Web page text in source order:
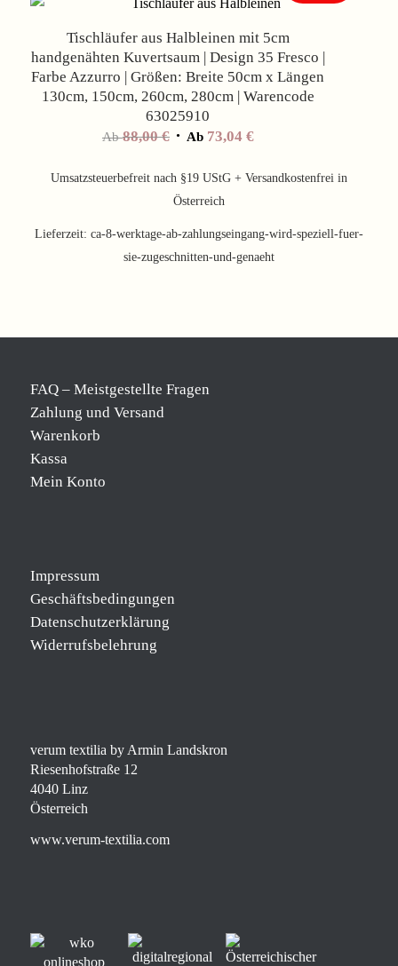
Tischläufer aus Halbleinen mit 5cm
handgenähten Kuvertsaum | Design 35 Fresco |
Farbe Azzurro | Größen: Breite 50cm x Längen
130cm, 150cm, 260cm, 280cm | Warencode
63025910
Ab88,00€ Ab 73,04 €
Umsatzsteuerbefreit nach §19 UStG + Versandkostenfrei in
Österreich
Lieferzeit: ca-8-werktage-ab-zahlungseingang-wird-speziell-fuer-
sie-zugeschnitten-und-genaeht
FAQ – Meistgestellte Fragen
Zahlung und Versand
Warenkorb
Kassa
Mein Konto
Impressum
Geschäftsbedingungen
Datenschutzerklärung
Widerrufsbelehrung
verum textilia by Armin Landskron
Riesenhofstraße 12
4040 Linz
Österreich
www.verum-textilia.com